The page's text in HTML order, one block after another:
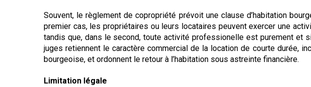
Souvent, le règlement de copropriété prévoit une clause d’habitation
premier cas, les propriétaires ou leurs locataires peuvent exercer une
tandis que, dans le second, toute activité professionelle est purement et
juges retiennent le caractère commercial de la location de courte durée,
bourgeoise, et ordonnent le retour à l’habitation sous astreinte financière.
Limitation légale